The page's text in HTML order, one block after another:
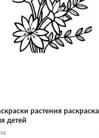
растения раскраска
детей